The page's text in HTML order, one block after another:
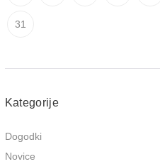
31
Kategorije
Dogodki
Novice